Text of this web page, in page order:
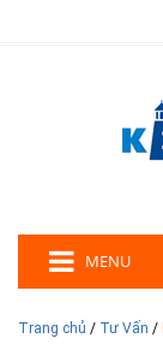
MENU
Trang chủ / Tư Vấn /